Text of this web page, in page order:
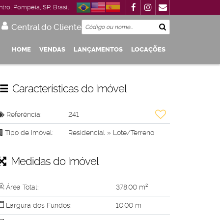
, Pompéia, SP, Brasil
Central do Cliente
LOCAÇÕES
LANÇAMENTOS
VENDAS
HOME
Características do Imóvel
Referência: 241
Tipo de Imóvel: Residencial » Lote/Terreno
Medidas do Imóvel
Área Total: 378.00 m²
Largura dos Fundos: 10.00 m